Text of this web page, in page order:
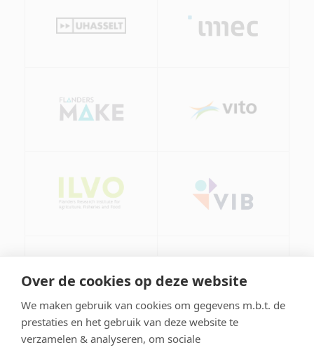
Over de cookies op deze website
We maken gebruik van cookies om gegevens m.b.t. de
prestaties en het gebruik van deze website te
verzamelen & analyseren, om sociale
over